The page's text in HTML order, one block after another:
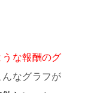
な報酬のグ
なグラフが